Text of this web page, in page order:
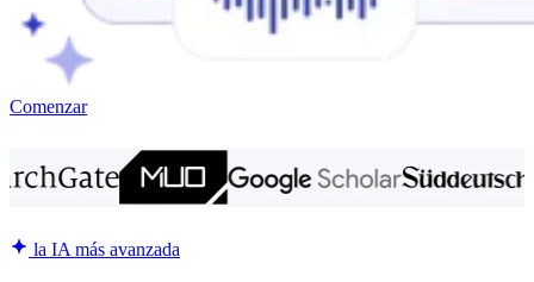
Comenzar
la IA más avanzada